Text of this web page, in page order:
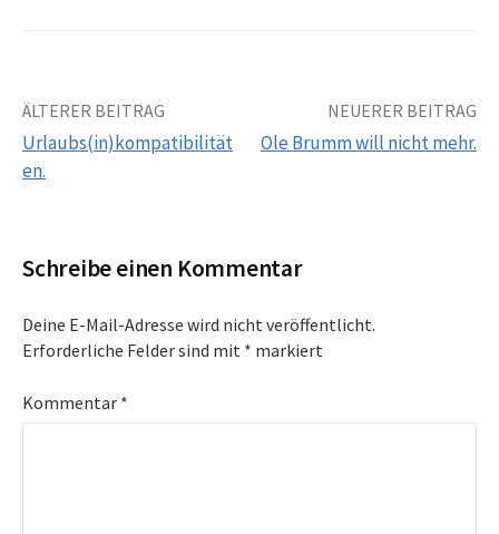
Beitrags-
Navigation
ÄLTERER BEITRAG
Urlaubs(in)kompatibilität
en.
NEUERER BEITRAG
Ole Brumm will nicht mehr.
Schreibe einen Kommentar
Deine E-Mail-Adresse wird nicht veröffentlicht.
Erforderliche Felder sind mit * markiert
Kommentar *